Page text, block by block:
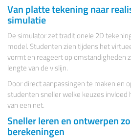
Van platte tekening naar
simulatie
De simulator zet traditionele 2D
model. Studenten zien tijdens het
vormt en reageert op omstandigheden
lengte van de vislijn.
Door direct aanpassingen te maken en
studenten sneller welke keuzes invloed
van een net.
Sneller leren en ontwerpen
berekeningen